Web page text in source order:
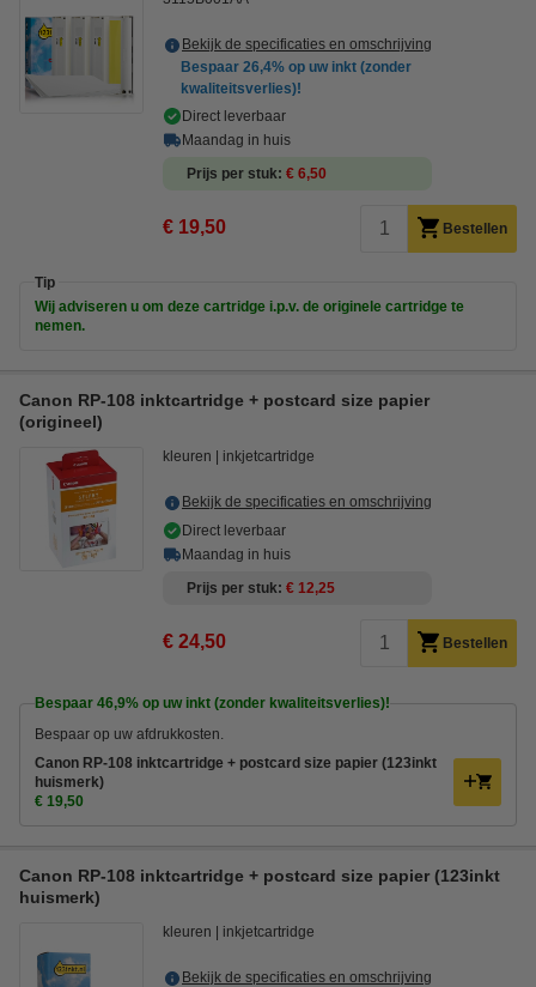
Bekijk de specificaties en omschrijving
Bespaar 26,4% op uw inkt (zonder
kwaliteitsverlies)!
Direct leverbaar
Maandag in huis
Prijs per stuk € 6,50
€ 19,50 Bestellen
Tip
Wij adviseren u om deze cartridge i.p.v. de originele cartridge te
nemen.
Canon RP-108 inktcartridge + postcard size papier
(origineel)
kleuren inkjetcartridge
Bekijk de specificaties en omschrijving
Direct leverbaar
Maandag in huis
Prijs per stuk € 12,25
€ 24,50 Bestellen
Bespaar 46,9% op uw inkt (zonder kwaliteitsverlies)!
Bespaar op uw afdrukkosten.
Canon RP-108 inktcartridge + postcard size papier (123inkt
huismerk)
€ 19,50
Canon RP-108 inktcartridge + postcard size papier (123inkt
huismerk)
kleuren inkjetcartridge
Bekijk de specificaties en omschrijving